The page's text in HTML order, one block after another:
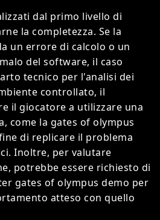
dal primo livello di
la completezza. Se la
un errore di calcolo o un
del software, il caso
tecnico per l'analisi dei
controllato, il
il giocatore a utilizzare una
come la gates of olympus
di replicare il problema
Inoltre, per valutare
potrebbe essere richiesto di
gates of olympus demo per
atteso con quello